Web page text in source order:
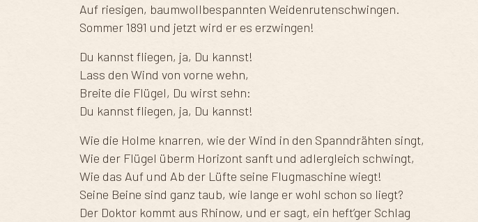
Auf riesigen, baumwollbespannten Weidenrutenschwingen.
Sommer 1891 und jetzt wird er es erzwingen!
Du kannst fliegen, ja, Du kannst!
Lass den Wind von vorne wehn,
Breite die Flügel, Du wirst sehn:
Du kannst fliegen, ja, Du kannst!
Wie die Holme knarren, wie der Wind in den Spanndrähten singt,
Wie der Flügel überm Horizont sanft und adlergleich schwingt,
Wie das Auf und Ab der Lüfte seine Flugmaschine wiegt!
Seine Beine sind ganz taub, wie lange er wohl schon so liegt?
Der Doktor kommt aus Rhinow, und er sagt, ein heft’ger Schlag